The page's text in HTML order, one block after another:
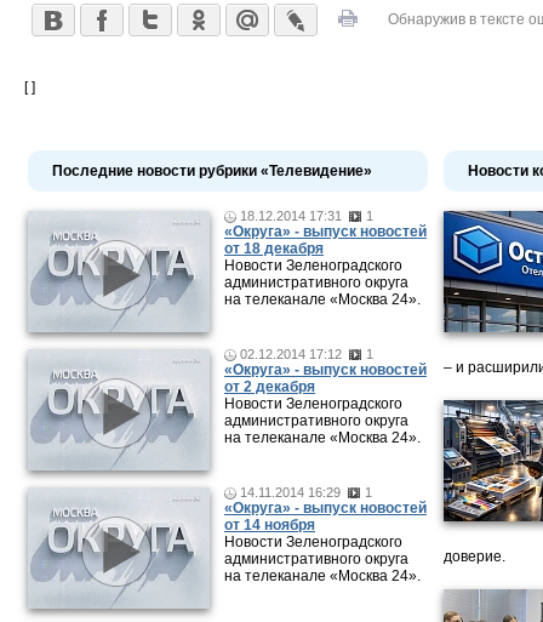
Обнаружив в тексте
[ ]
Последние новости рубрики «Телевидение»
18.12.2014 17:31 1
«Округа» - выпуск новостей
от 18 декабря
Новости Зеленоградского
административного округа
на телеканале «Москва 24».
02.12.2014 17:12 1
«Округа» - выпуск новостей
от 2 декабря
Новости Зеленоградского
административного округа
на телеканале «Москва 24».
14.11.2014 16:29 1
«Округа» - выпуск новостей
от 14 ноября
Новости Зеленоградского
административного округа
на телеканале «Москва 24».
Новости
– и
доверие.